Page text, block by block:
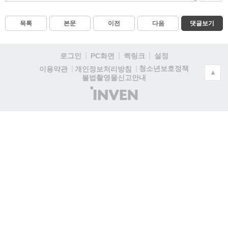
목록 본문 이전 다음 댓글보기
로그인 PC화면 퀵링크
설정
이용약관
개인정보처리방침
청소년보호정책
불법촬영물신고안내
(주)
인
▲